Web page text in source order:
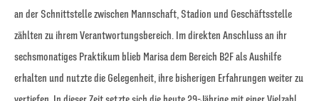
an der Schnittstelle zwischen Mannschaft, Stadion und Geschäftsstelle
zählten zu ihrem Verantwortungsbereich. Im direkten Anschluss an ihr
sechsmonatiges Praktikum blieb Marisa dem Bereich B2F als Aushilfe
erhalten und nutzte die Gelegenheit, ihre bisherigen Erfahrungen weiter zu